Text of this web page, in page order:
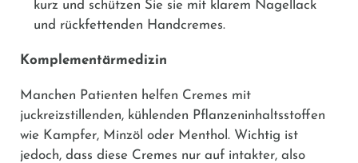
kurz und schützen Sie sie mit klarem Nagellack
und rückfettenden Handcremes.
Komplementärmedizin
Manchen Patienten helfen Cremes mit
juckreizstillenden, kühlenden Pflanzeninhaltsstoffen
wie Kampfer, Minzöl oder Menthol. Wichtig ist
jedoch, dass diese Cremes nur auf intakter, also